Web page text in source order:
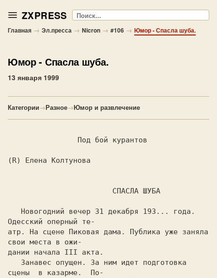
ZXPRESS Поиск
Главная → Эл.пресса → Nicron → #106 → Юмор - Спасла шуба.
Юмор- Спасла шуба.
13 января 1999
Категории→Разное→Юмор и развлечение
(R) Елена Колтунова
Одесский оперный те-
атр. Hа сцене Пиковая дама. Публика уже заняла
свои места в ожи-
дании начала III акта.
сцены  в казарме.  По-